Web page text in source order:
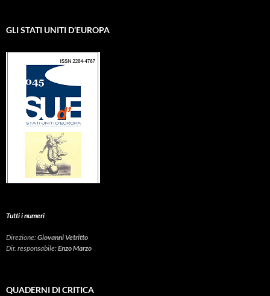
GLI STATI UNITI D’EUROPA
Tutti i numeri
Direzione:Giovanni Vetritto
Dir. responsabile:Enzo Marzo
QUADERNI DI CRITICA